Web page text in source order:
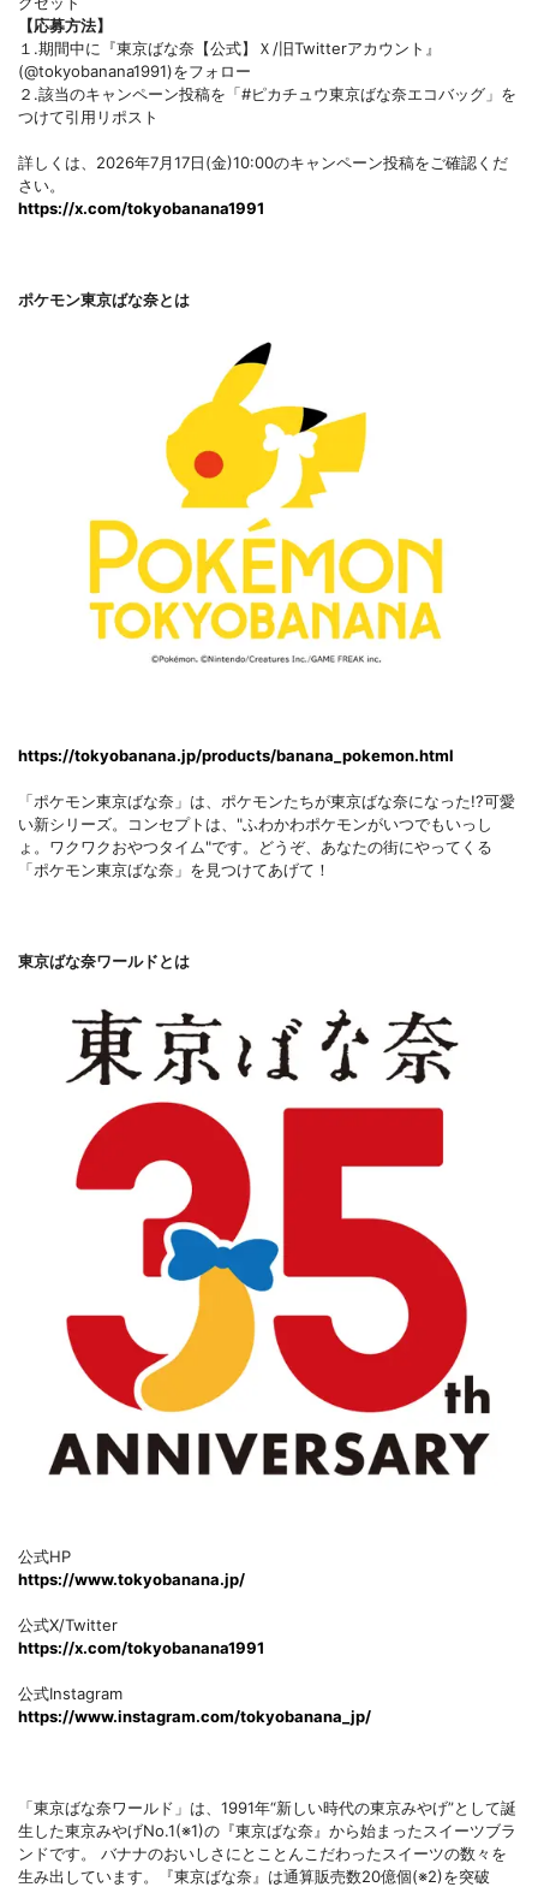
【応募方法】
１.期間中に『東京ばな奈【公式】Ｘ/旧Twitterアカウント』
(@tokyobanana1991)をフォロー
２.該当のキャンペーン投稿を「#ピカチュウ東京ばな奈エコバッグ」を
つけて引用リポスト
詳しくは、2026年7月17日(金)10:00のキャンペーン投稿をご確認くだ
さい。
https://x.com/tokyobanana1991
ポケモン東京ばな奈とは
https://tokyobanana.jp/products/banana_pokemon.html
「ポケモン東京ばな奈」は、ポケモンたちが東京ばな奈になった!?可愛
い新シリーズ。コンセプトは、"ふわかわポケモンがいつでもいっし
ょ。ワクワクおやつタイム"です。どうぞ、あなたの街にやってくる
「ポケモン東京ばな奈」を見つけてあげて！
東京ばな奈ワールドとは
公式HP
https://www.tokyobanana.jp/
公式X/Twitter
https://x.com/tokyobanana1991
公式Instagram
https://www.instagram.com/tokyobanana_jp/
「東京ばな奈ワールド」は、1991年“新しい時代の東京みやげ”として誕
生した東京みやげNo.1(※1)の『東京ばな奈』から始まったスイーツブラ
ンドです。 バナナのおいしさにとことんこだわったスイーツの数々を
生み出しています。『東京ばな奈』は通算販売数20億個(※2)を突破